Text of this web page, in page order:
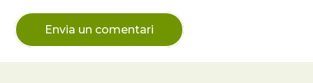
Envia un comentari